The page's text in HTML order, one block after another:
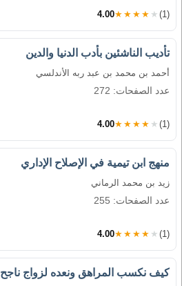
4.00★★★★★ (1)
تأديب الناشئين بأدب الدنيا والدين
أحمد بن محمد بن عبد ربه الأندلسي
عدد الصفحات: 272
4.00★★★★★ (1)
منهج ابن تيمية في الإصلاح الإداري
زيد بن محمد الرماني
عدد الصفحات: 255
4.00★★★★★ (1)
كيف نكسب المراهق ونعده لزواج ناجح